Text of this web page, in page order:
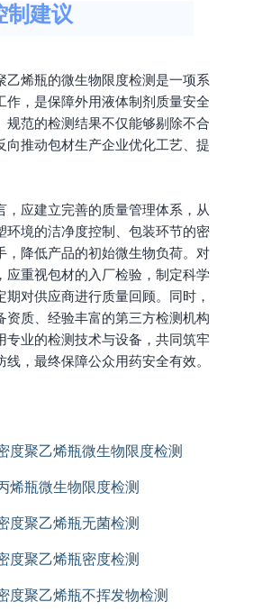
制建议
乙烯瓶的微生物限度检测是一项系
作，是保障外用液体制剂质量安全
规范的检测结果不仅能够剔除不合
向推动包材生产企业优化工艺、提
，应建立完善的质量管理体系，从
环境的洁净度控制、包装环节的密
，降低产品的初始微生物负荷。对
应重视包材的入厂检验，制定科学
对供应商进行质量回顾。同时，
资质、经验丰富的第三方检测机构
专业的检测技术与设备，共同筑牢
，最终保障公众用药安全有效。
度聚乙烯瓶微生物限度检测
烯瓶微生物限度检测
度聚乙烯瓶无菌检测
度聚乙烯瓶密度检测
度聚乙烯瓶不挥发物检测